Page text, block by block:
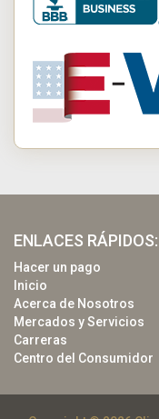
ENLACES RÁPIDOS:
Hacer un pago
Inicio
Acerca de Nosotros
Mercados y Servicios
Carreras
Centro del Consumidor